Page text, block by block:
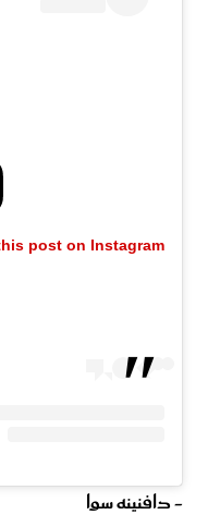
post on Instagram
- دافنينه سوا